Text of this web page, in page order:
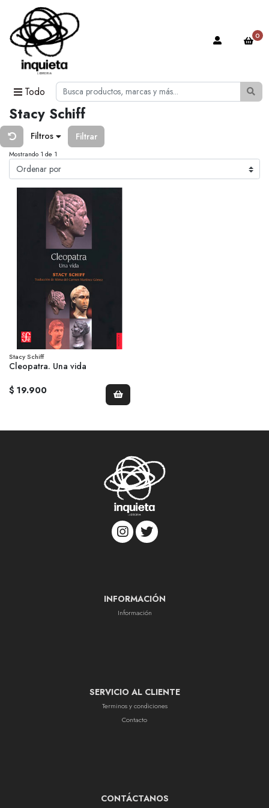
Todo
0
Stacy Schiff
Filtros Filtrar
Mostrando 1 de 1
Stacy Schiff
Cleopatra. Una vida
$ 19.900
INFORMACIÓN
Información
SERVICIO AL CLIENTE
Terminos y condiciones
Contacto
CONTÁCTANOS